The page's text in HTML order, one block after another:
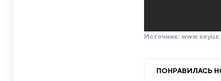
Источник:
ПОНРАВИЛАСЬ